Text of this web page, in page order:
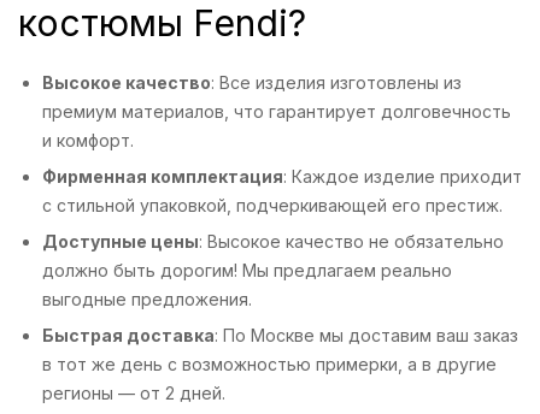
костюмы Fendi?
Высокое качество: Все изделия изготовлены из
премиум материалов, что гарантирует долговечность
и комфорт.
Фирменная комплектация: Каждое изделие приходит
с стильной упаковкой, подчеркивающей его престиж.
Доступные цены: Высокое качество не обязательно
должно быть дорогим! Мы предлагаем реально
выгодные предложения.
Быстрая доставка: По Москве мы доставим ваш заказ
в тот же день с возможностью примерки, а в другие
регионы — от 2 дней.